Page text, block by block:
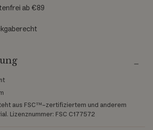
ab €89
aus FSC™-zertifiziertem und anderem
Lizenznummer: FSC C177572